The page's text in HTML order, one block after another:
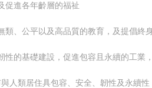
促進各年齡層的福祉
類、公平以及高品質的教育，及提倡終
性的基礎建設，促進包容且永續的工業
人類居住具包容、安全、韌性及永續性